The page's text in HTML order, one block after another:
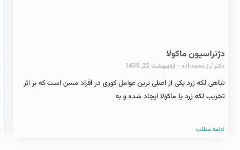
دژنراسیون ماکولا
دکتر آراز محمدزاده اردیبهشت 22, 1405
تباهی لکه زرد یکی از اصلی ترین عوامل کوری در افراد مسن است که بر اثر
تخریب لکه زرد یا ماکولا ایجاد شده و به
ادامه مطلب